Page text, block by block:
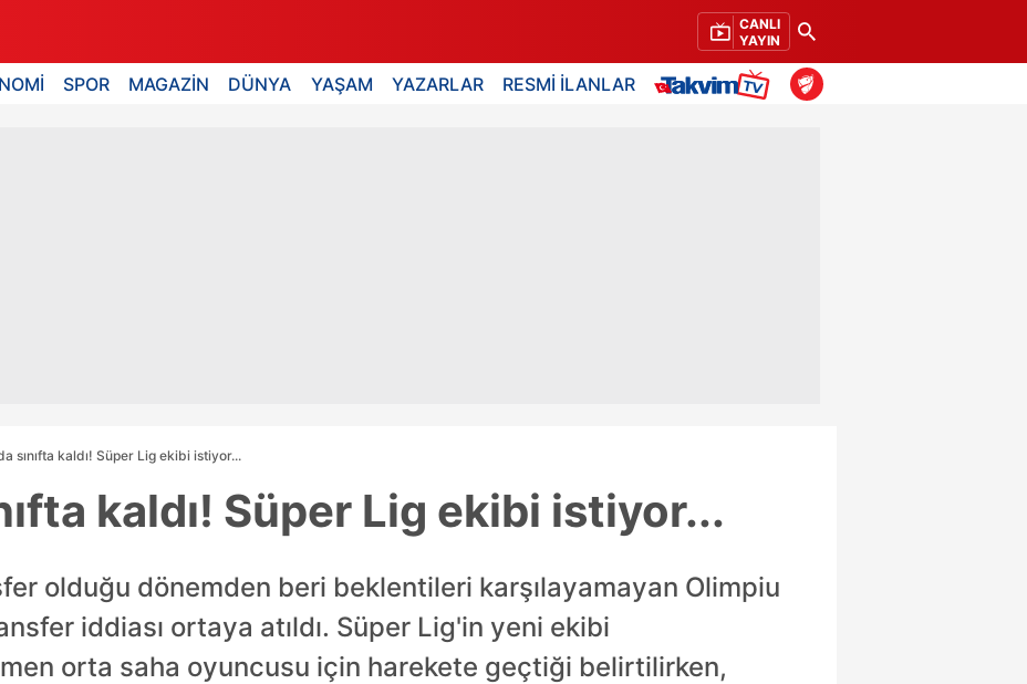
CANLI
YAYIN
SPOR MAGAZİN DÜNYA YAŞAM YAZARLAR RESMİ İLANLAR
sınıfta kaldı! Süper Lig ekibi istiyor...
kaldı! Süper Lig ekibi istiyor...
olduğu dönemden beri beklentileri karşılayamayan Olimpiu
iddiası ortaya atıldı. Süper Lig'in yeni ekibi
orta saha oyuncusu için harekete geçtiği belirtilirken,